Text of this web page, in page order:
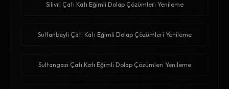
Silivri Çatı Katı Eğimli Dolap Çözümleri Yenileme
Sultanbeyli Çatı Katı Eğimli Dolap Çözümleri Yenileme
Sultangazi Çatı Katı Eğimli Dolap Çözümleri Yenileme